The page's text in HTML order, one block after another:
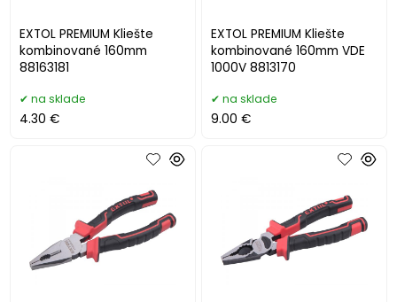
EXTOL PREMIUM Kliešte
kombinované 160mm
88163181
na sklade
4.30 €
EXTOL PREMIUM Kliešte
kombinované 160mm VDE
1000V 8813170
na sklade
9.00 €